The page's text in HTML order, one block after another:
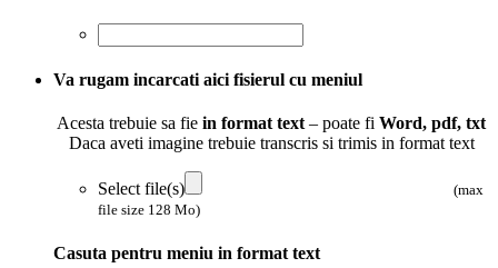
Va rugam incarcati aici fisierul cu meniul
Acesta trebuie sa fie in format text– poate fi Word, pdf, txt
Daca aveti imagine trebuie transcris si trimis in format text
Select file(s)
(max
file size 128 Mo)
Casuta pentru meniu in format text